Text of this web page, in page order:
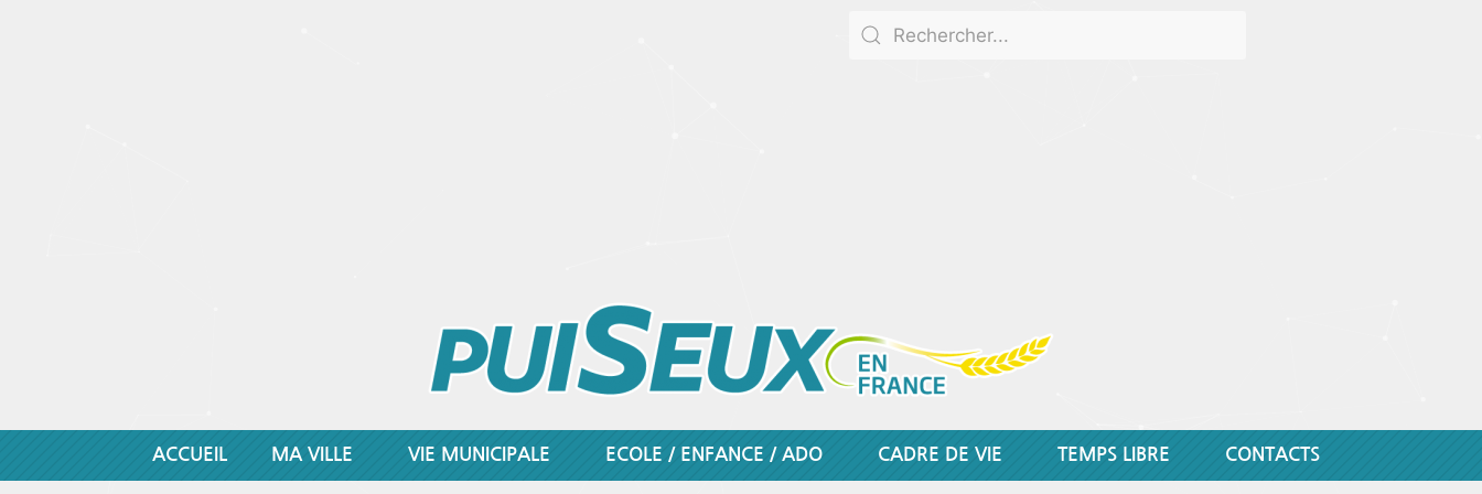
ACCUEIL MA VILLE VIE MUNICIPALE ECOLE / ENFANCE / ADO CADRE DE VIE TEMPS LIBRE CONTACTS